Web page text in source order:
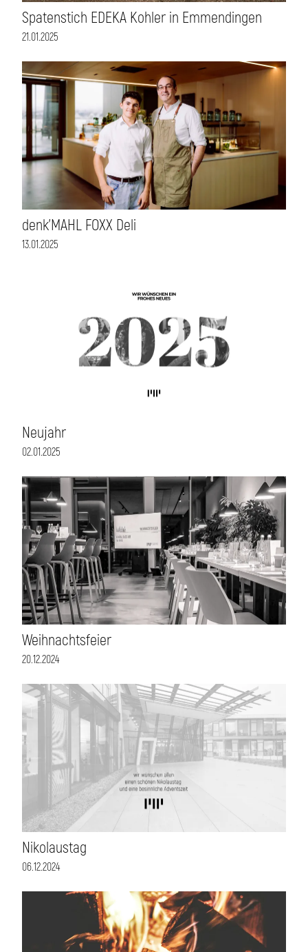
Spatenstich EDEKA Kohler in Emmendingen
21.01.2025
denk'MAHL FOXX Deli
13.01.2025
Neujahr
02.01.2025
Weihnachtsfeier
20.12.2024
Nikolaustag
06.12.2024